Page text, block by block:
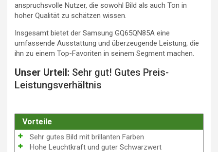
anspruchsvolle Nutzer, die sowohl Bild als auch Ton in
hoher Qualität zu schätzen wissen.
Insgesamt bietet der Samsung GQ65QN85A eine
umfassende Ausstattung und überzeugende Leistung, die
ihn zu einem Top-Favoriten in seinem Segment machen.
Unser Urteil: Sehr gut! Gutes Preis-
Leistungsverhältnis
Vorteile
Sehr gutes Bild mit brillanten Farben
Hohe Leuchtkraft und guter Schwarzwert